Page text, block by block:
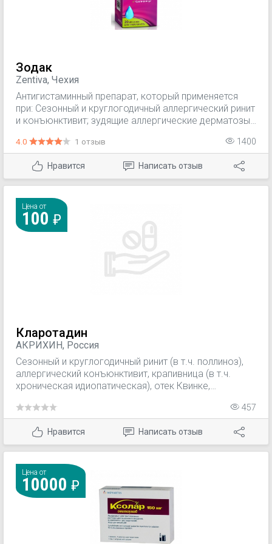
Зодак
Zentiva, Чехия
Антигистаминный препарат, который применяется
при: Сезонный и круглогодичный аллергический ринит
и конъюнктивит; зудящие аллергические дерматозы;
хроническая идиопатическая); отек Квинке.
4.0 1 отзыв 1400
Нравится Написать отзыв
Цена от
100
Кларотадин
АКРИХИН, Россия
Сезонный и круглогодичный ринит (в т.ч. поллиноз),
аллергический конъюнктивит, крапивница (в т.ч.
хроническая идиопатическая), отек Квинке,
высвобождением гистамина; зудящие дерматозы;
аллергическая реакция на укусы насекомых.
457
Нравится Написать отзыв
Цена от
10000